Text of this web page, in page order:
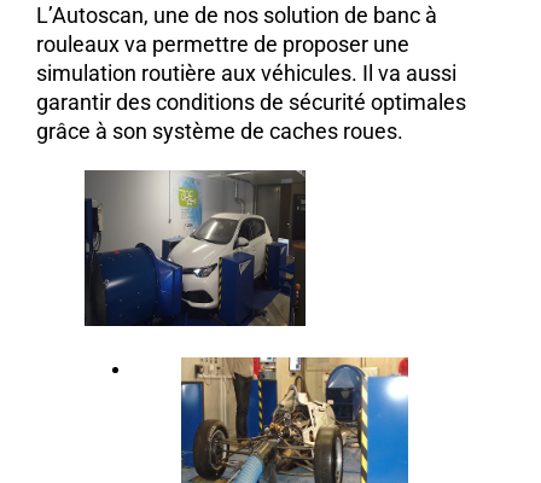
L’Autoscan, une de nos solution de banc à
rouleaux va permettre de proposer une
simulation routière aux véhicules. Il va aussi
garantir des conditions de sécurité optimales
grâce à son système de caches roues.